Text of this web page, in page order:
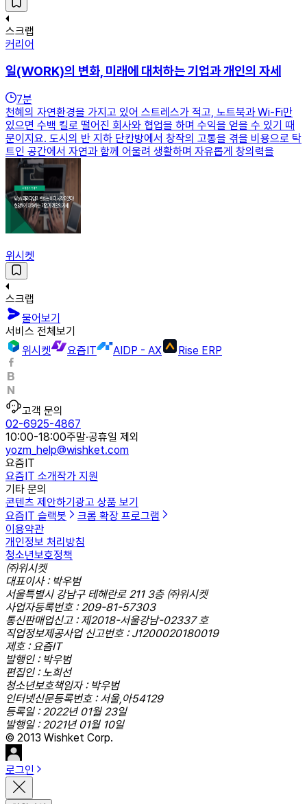
스크랩
커리어
일(WORK)의 변화, 미래에 대처하는 기업과 개인의 자세
7분
천혜의 자연환경을 가지고 있어 스트레스가 적고, 노트북과 Wi-Fi만
있으면 수백 킬로 떨어진 회사와 협업을 하며 수익을 얻을 수 있기 때
문이지요. 도시의 반 지하 단칸방에서 창작의 고통을 겪을 비용으로 탁
트인 공간에서 자연과 함께 어울려 생활하며 자유롭게 창의력을
위시켓
스크랩
물어보기
서비스 전체보기
위시켓
요즘IT AIDP - AX Rise ERP
고객 문의
02-6925-4867
10:00-18:00주말·공휴일 제외
yozm_help@wishket.com
요즘IT
요즘IT 소개작가 지원
기타 문의
콘텐츠 제안하기 광고 상품 보기
요즘IT 슬랙봇
크롬 확장 프로그램
이용약관
개인정보 처리방침
청소년보호정책
㈜위시켓
대표이사 : 박우범
서울특별시 강남구 테헤란로 211 3층 ㈜위시켓
사업자등록번호 : 209-81-57303
통신판매업신고 : 제2018-서울강남-02337 호
직업정보제공사업 신고번호 : J1200020180019
제호 : 요즘IT
발행인 : 박우범
편집인 : 노희선
청소년보호책임자 : 박우범
인터넷신문등록번호 : 서울,아54129
등록일 : 2022년 01월 23일
발행일 : 2021년 01월 10일
© 2013 Wishket Corp.
로그인